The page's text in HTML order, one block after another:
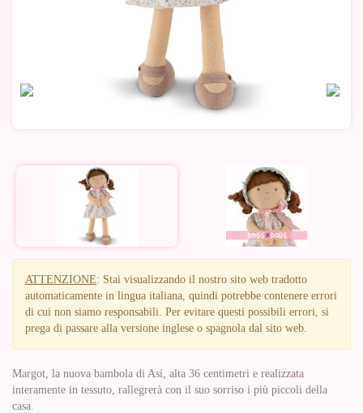
ATTENZIONE: Stai visualizzando il nostro sito web tradotto
automaticamente in lingua italiana, quindi potrebbe contenere errori
di cui non siamo responsabili. Per evitare questi possibili errori, si
prega di passare alla versione inglese o spagnola dal sito web.
Margot, la nuova bambola di Así, alta 36 centimetri e realizzata
interamente in tessuto, rallegrerà con il suo sorriso i più piccoli della
casa.